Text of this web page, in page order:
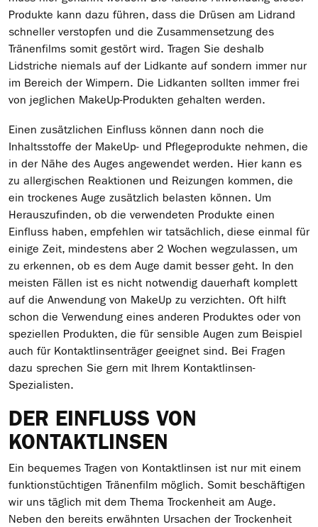
Produkte kann dazu führen, dass die Drüsen am Lidrand
schneller verstopfen und die Zusammensetzung des
Tränenfilms somit gestört wird. Tragen Sie deshalb
Lidstriche niemals auf der Lidkante auf sondern immer nur
im Bereich der Wimpern. Die Lidkanten sollten immer frei
von jeglichen MakeUp-Produkten gehalten werden.
Einen zusätzlichen Einfluss können dann noch die
Inhaltsstoffe der MakeUp- und Pflegeprodukte nehmen, die
in der Nähe des Auges angewendet werden. Hier kann es
zu allergischen Reaktionen und Reizungen kommen, die
ein trockenes Auge zusätzlich belasten können. Um
Herauszufinden, ob die verwendeten Produkte einen
Einfluss haben, empfehlen wir tatsächlich, diese einmal für
einige Zeit, mindestens aber 2 Wochen wegzulassen, um
zu erkennen, ob es dem Auge damit besser geht. In den
meisten Fällen ist es nicht notwendig dauerhaft komplett
auf die Anwendung von MakeUp zu verzichten. Oft hilft
schon die Verwendung eines anderen Produktes oder von
speziellen Produkten, die für sensible Augen zum Beispiel
auch für Kontaktlinsenträger geeignet sind. Bei Fragen
dazu sprechen Sie gern mit Ihrem Kontaktlinsen-
Spezialisten.
DER EINFLUSS VON
KONTAKTLINSEN
Ein bequemes Tragen von Kontaktlinsen ist nur mit einem
funktionstüchtigen Tränenfilm möglich. Somit beschäftigen
wir uns täglich mit dem Thema Trockenheit am Auge.
Neben den bereits erwähnten Ursachen der Trockenheit